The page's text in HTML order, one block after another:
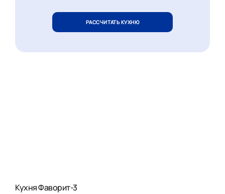
РАССЧИТАТЬ КУХНЮ
Кухня Фаворит-3